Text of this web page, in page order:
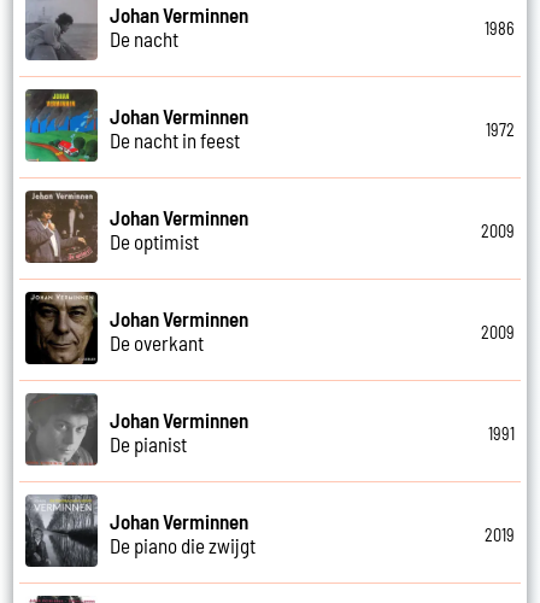
Johan Verminnen
De nacht
1986
Johan Verminnen
De nacht in feest
1972
Johan Verminnen
De optimist
2009
Johan Verminnen
De overkant
2009
Johan Verminnen
De pianist
1991
Johan Verminnen
De piano die zwijgt
2019